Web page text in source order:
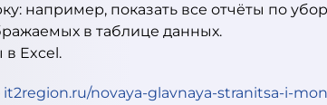
например, показать все отчёты по
в таблице данных.
в Excel.
it2region.ru/novaya-glavnaya-stranitsa-i-